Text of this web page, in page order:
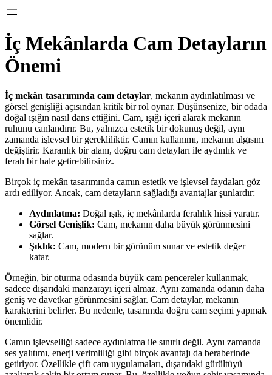
İç Mekânlarda Cam Detayların
Önemi
İç mekân tasarımında cam detaylar, mekanın aydınlatılması ve
görsel genişliği açısından kritik bir rol oynar. Düşünsenize, bir odada
doğal ışığın nasıl dans ettiğini. Cam, ışığı içeri alarak mekanın
ruhunu canlandırır. Bu, yalnızca estetik bir dokunuş değil, aynı
zamanda işlevsel bir gerekliliktir. Camın kullanımı, mekanın algısını
değiştirir. Karanlık bir alanı, doğru cam detayları ile aydınlık ve
ferah bir hale getirebilirsiniz.
Birçok iç mekân tasarımında camın estetik ve işlevsel faydaları göz
ardı ediliyor. Ancak, cam detayların sağladığı avantajlar şunlardır:
Aydınlatma: Doğal ışık, iç mekânlarda ferahlık hissi yaratır.
Görsel Genişlik: Cam, mekanın daha büyük görünmesini
sağlar.
Şıklık: Cam, modern bir görünüm sunar ve estetik değer
katar.
Örneğin, bir oturma odasında büyük cam pencereler kullanmak,
sadece dışarıdaki manzarayı içeri almaz. Aynı zamanda odanın daha
geniş ve davetkar görünmesini sağlar. Cam detaylar, mekanın
karakterini belirler. Bu nedenle, tasarımda doğru cam seçimi yapmak
önemlidir.
Camın işlevselliği sadece aydınlatma ile sınırlı değil. Aynı zamanda
ses yalıtımı, enerji verimliliği gibi birçok avantajı da beraberinde
getiriyor. Özellikle çift cam uygulamaları, dışarıdaki gürültüyü